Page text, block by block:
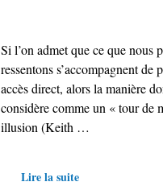
Si l’on admet que ce que nous
ressentons s’accompagnent
accès direct, alors la manière
considère comme un « tour
illusion (Keith …
Lire la suite